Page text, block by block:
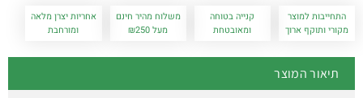
התחייבות למוצר
מקורי ותוקף ארוך
קנייה בטוחה
ומאובטחת
משלוח מהיר חינם
מעל ₪250
אחריות יצרן מלאה
ומורחבת
תיאור המוצר